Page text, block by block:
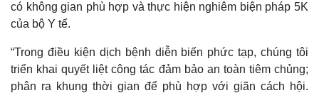
có không gian phù hợp và thực hiện nghiêm biện pháp 5K
của bộ Y tế.
“Trong điều kiện dịch bệnh diễn biến phức tạp, chúng tôi
triển khai quyết liệt công tác đảm bảo an toàn tiêm chủng;
phân ra khung thời gian để phù hợp với giãn cách hội.